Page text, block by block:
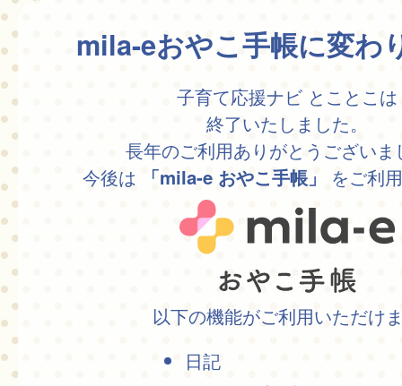
mila-eおやこ手帳に変わ
子育て応援ナビ とことこは
終了いたしました。
長年のご利用ありがとうございま
今後は
「mila-e おやこ手帳」 をご利
以下の機能がご利用いただけ
日記